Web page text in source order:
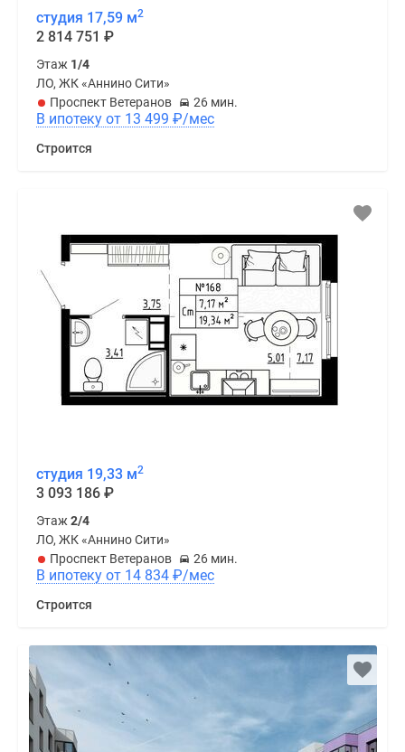
студия 17,59 м2
2 814 751 ₽
Этаж 1/4
ЛО, ЖК «Аннино Сити»
Проспект Ветеранов
26 мин.
В ипотеку от 13 499 ₽/мес
Строится
студия 19,33 м2
3 093 186 ₽
Этаж2/4
ЛО, ЖК «Аннино Сити»
Проспект Ветеранов
26 мин.
В ипотеку от 14 834 ₽/мес
Строится